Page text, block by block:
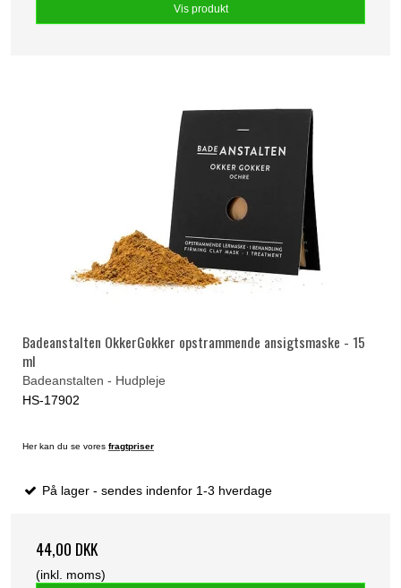
Vis produkt
Badeanstalten OkkerGokker opstrammende ansigtsmaske - 15
ml
Badeanstalten - Hudpleje
HS-17902
Her kan du se vores fragtpriser
På lager - sendes indenfor 1-3 hverdage
44,00 DKK
(inkl. moms)